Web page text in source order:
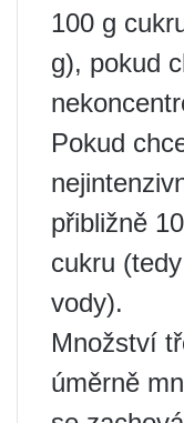
100 g
g), pokud
Pokud
přibližně
cukru
vody).
Množství
úměrně